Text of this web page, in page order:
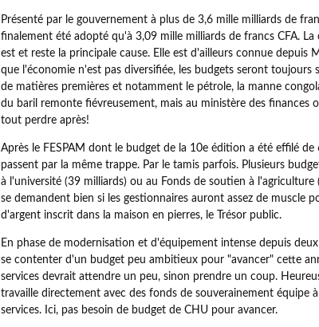
Présenté par le gouvernement à plus de 3,6 mille milliards de
finalement été adopté qu'à 3,09 mille milliards de francs CFA.
est et reste la principale cause. Elle est d'ailleurs connue depuis
que l'économie n'est pas diversifiée, les budgets seront
de matières premières et notamment le pétrole, la manne
du baril remonte fiévreusement, mais au ministère des finances
tout perdre après!
Après le FESPAM dont le budget de la 10e édition a été effilé
passent par la même trappe. Par le tamis parfois. Plusieurs
à l'université (39 milliards) ou au Fonds de soutien à l'agriculture
se demandent bien si les gestionnaires auront assez de muscle
d'argent inscrit dans la maison en pierres, le Trésor public.
En phase de modernisation et d'équipement intense depuis
se contenter d'un budget peu ambitieux pour "avancer" cette
services devrait attendre un peu, sinon prendre un coup.
travaille directement avec des fonds de souverainement équipe
services. Ici, pas besoin de budget de CHU pour avancer.